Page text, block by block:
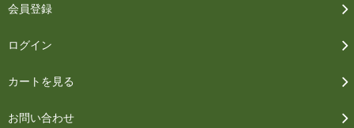
会員登録
ログイン
カートを見る
お問い合わせ